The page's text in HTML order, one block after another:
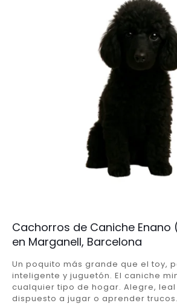
Cachorros de Caniche Enano
en Marganell, Barcelona
Un poquito más grande que el toy,
inteligente y juguetón. El caniche
cualquier tipo de hogar. Alegre,
dispuesto a jugar o aprender trucos.